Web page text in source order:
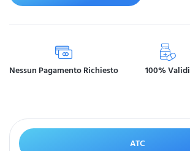
Nessun Pagamento Richiesto 100% Validi
ATC